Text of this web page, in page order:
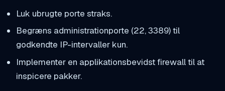
Luk ubrugte porte straks.
Begræns administrationporte (22, 3389) til
godkendte IP-intervaller kun.
Implementer en applikationsbevidst firewall til at
inspicere pakker.